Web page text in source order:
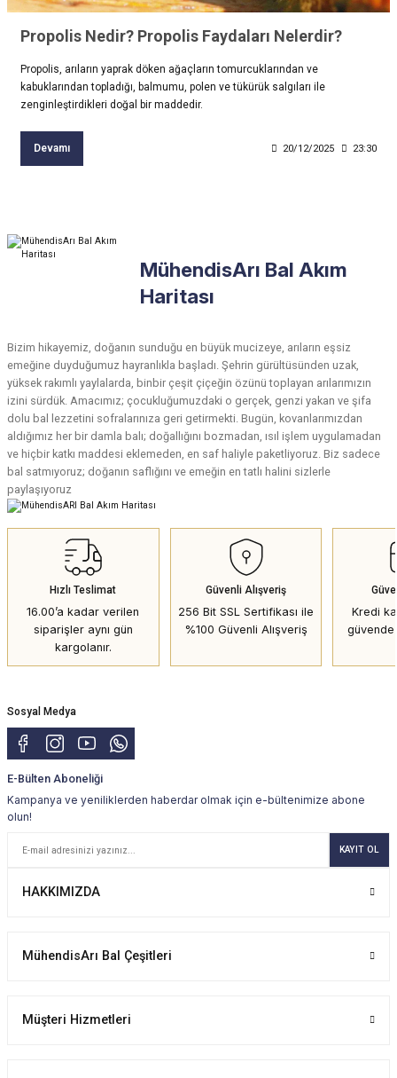
Propolis Nedir? Propolis Faydaları Nelerdir?
Propolis, arıların yaprak döken ağaçların tomurcuklarından ve
kabuklarından topladığı, balmumu, polen ve tükürük salgıları ile
zenginleştirdikleri doğal bir maddedir.
Devamı 20/12/2025 23:30
MühendisArı Bal Akım
Haritası
Bizim hikayemiz, doğanın sunduğu en büyük mucizeye, arıların eşsiz
emeğine duyduğumuz hayranlıkla başladı. Şehrin gürültüsünden uzak,
yüksek rakımlı yaylalarda, binbir çeşit çiçeğin özünü toplayan arılarımızın
izini sürdük. Amacımız; çocukluğumuzdaki o gerçek, genzi yakan ve şifa
dolu bal lezzetini sofralarınıza geri getirmekti. Bugün, kovanlarımızdan
aldığımız her bir damla balı; doğallığını bozmadan, ısıl işlem uygulamadan
ve hiçbir katkı maddesi eklemeden, en saf haliyle paketliyoruz. Biz sadece
bal satmıyoruz; doğanın saflığını ve emeğin en tatlı halini sizlerle
paylaşıyoruz
Hızlı Teslimat
16.00’a kadar verilen
siparişler aynı gün
kargolanır.
Güvenli Alışveriş
256 Bit SSL Sertifikası ile
%100 Güvenli Alışveriş
Kredi
güvende
Sosyal Medya
E-Bülten Aboneliği
Kampanya ve yeniliklerden haberdar olmak için e-bültenimize abone
olun!
KAYIT OL
HAKKIMIZDA
MühendisArı Bal Çeşitleri
Müşteri Hizmetleri